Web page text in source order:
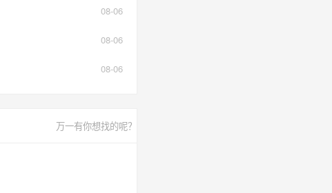
08-06
08-06
08-06
万一有你想找的呢？